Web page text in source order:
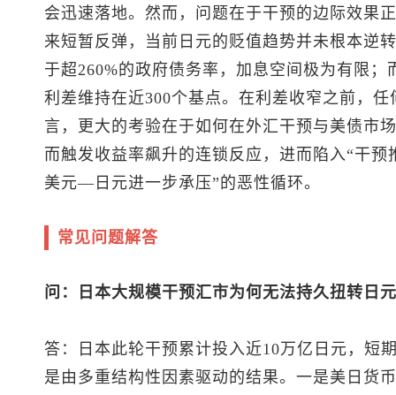
会迅速落地。然而，问题在于干预的边际效
来短暂反弹，当前日元的贬值趋势并未根本逆
于超260%的政府债务率，加息空间极为有限；
利差维持在近300个基点。在利差收窄之前，
言，更大的考验在于如何在外汇干预与美债市
而触发收益率飙升的连锁反应，进而陷入“干
美元—日元进一步承压”的恶性循环。
常见问题解答
问：日本大规模干预汇市为何无法持久扭转日
答：日本此轮干预累计投入近10万亿日元，短
是由多重结构性因素驱动的结果。一是美日